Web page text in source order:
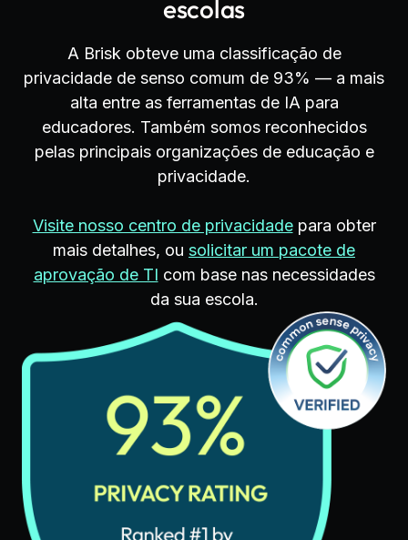
escolas
A Brisk obteve uma classificação de
privacidade de senso comum de 93% — a mais
alta entre as ferramentas de IA para
educadores. Também somos reconhecidos
pelas principais organizações de educação e
privacidade.
Visite nosso centro de privacidadepara obter
mais detalhes, ou solicitar um pacote de
aprovação de TI com base nas necessidades
da sua escola.